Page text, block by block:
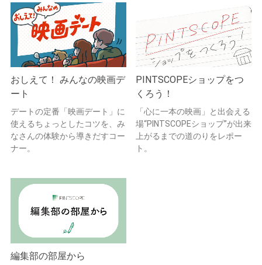
おしえて！ みんなの映画デ
ート
デートの定番「映画デート」に
使えるちょっとしたコツを、み
なさんの体験から導きだすコー
ナー。
PINTSCOPEショップをつ
くろう！
「心に一本の映画」と出会える
場“PINTSCOPEショップ”が出来
上がるまでの道のりをレポー
ト。
編集部の部屋から